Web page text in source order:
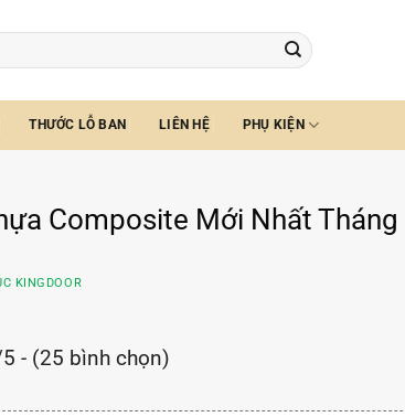
THƯỚC LỖ BAN LIÊN HỆ PHỤ KIỆN
Composite Mới Nhất
KINGDOOR
- (25 bình chọn)